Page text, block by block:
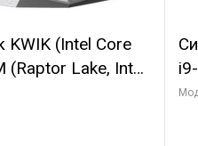
KWIK (Intel Core
(Raptor Lake, Intel
32 ГБ ОЗУ (2
7,